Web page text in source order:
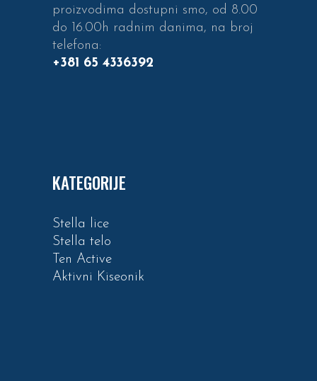
proizvodima dostupni smo, od 8.00
do 16.00h radnim danima, na broj
telefona:
+381 65 4336392
KATEGORIJE
Stella lice
Stella telo
Ten Active
Aktivni Kiseonik